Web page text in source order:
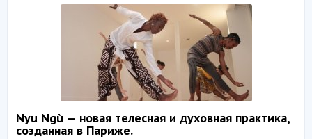
Nyu Ngù — новая телесная и духовная практика,
созданная в Париже.